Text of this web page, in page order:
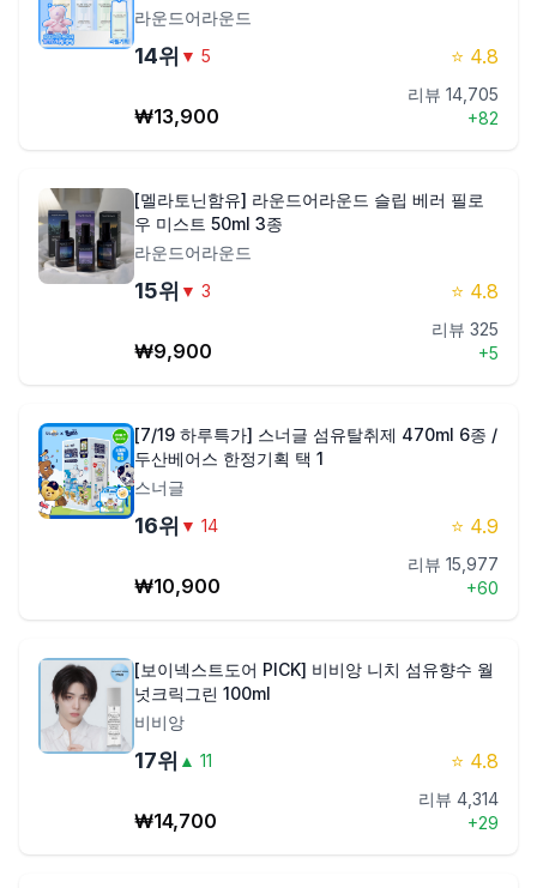
라운드어라운드
14위 ▼ 5 ⭐ 4.8
₩13,900
리뷰 14,705
+82
[멜라토닌함유] 라운드어라운드 슬립 베러 필로
우 미스트 50ml 3종
라운드어라운드
15위 ▼ 3 ⭐ 4.8
₩9,900
리뷰 325
+5
[7/19 하루특가] 스너글 섬유탈취제 470ml 6종 /
두산베어스 한정기획 택 1
스너글
16위 ▼ 14 ⭐ 4.9
₩10,900
리뷰 15,977
+60
[보이넥스트도어 PICK] 비비앙 니치 섬유향수 월
넛크릭그린 100ml
비비앙
17위 ▲ 11 ⭐ 4.8
₩14,700
리뷰 4,314
+29